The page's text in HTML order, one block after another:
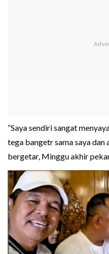
“Saya sendiri sangat
tega bangetr sama saya dan
bergetar, Minggu akhir